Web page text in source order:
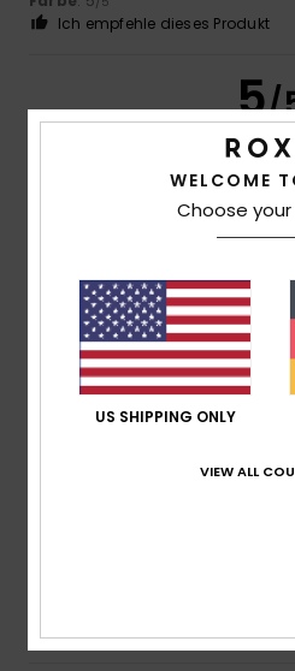
Ich empfehle dieses Produkt
5/
Client anonyme vérifié14. März
Komfort und passgenauer
Komfort: 5/5 Preis-Leistungs-
Perfekte GrößeFarbe: 5/5
Ich empfehle dieses Produkt
5
WELCOME
Choose
US SHIPPING ONLY
VIEW ALL